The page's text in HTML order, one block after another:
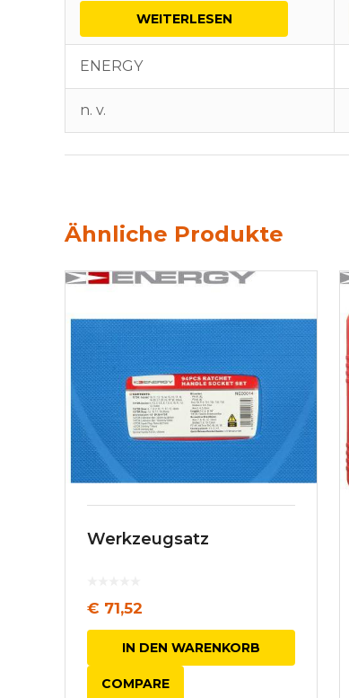
WEITERLESEN
ENERGY
n. v.
Ähnliche Produkte
Werkzeugsatz
€ 71,52
IN DEN WARENKORB
COMPARE